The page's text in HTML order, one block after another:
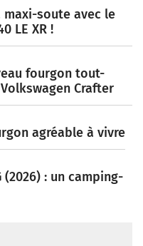
maxi-soute avec le
LE XR !
fourgon tout-
Crafter
agréable à vivre
(2026) : un camping-